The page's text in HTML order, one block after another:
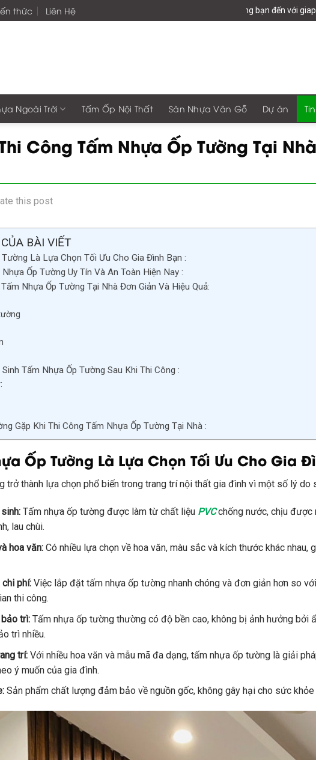
thức Liên Hệ Chào mừng bạn đến với giaphonggroup -
Ngoài Trời Tấm Ốp Nội Thất Sàn Nhựa Vân Gỗ Dự án
Công Tấm Nhựa Ốp Tường Tại
this post
BÀI VIẾT
Là Lựa Chọn Tối Ưu Cho Gia Đình Bạn :
Ốp Tường Uy Tín Và An Toàn Hiện Nay :
Nhựa Ốp Tường Tại Nhà Đơn Giản Và Hiệu Quả:
Tấm Nhựa Ốp Tường Sau Khi Thi Công :
Gặp Khi Thi Công Tấm Nhựa Ốp Tường Tại Nhà :
Ốp Tường Là Lựa Chọn Tối Ưu Cho Gia
trở thành lựa chọn phổ biến trong trang trí nội thất gia đình vì một số lý do
Tấm nhựa ốp tường được làm từ chất liệu PVCchống nước, chịu được
lau chùi.
hoa văn:Có nhiều lựa chọn về hoa văn, màu sắc và kích thước khác nhau,
phí:Việc lắp đặt tấm nhựa ốp tường nhanh chóng và đơn giản hơn so
thi công.
trì:Tấm nhựa ốp tường thường có độ bền cao, không bị ảnh hưởng bởi
trì nhiều.
trí:Với nhiều hoa văn và mẫu mã đa dạng, tấm nhựa ốp tường là giải
ý muốn của gia đình.
Sản phẩm chất lượng đảm bảo về nguồn gốc, không gây hại cho sức